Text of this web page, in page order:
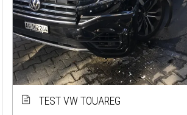
TEST VW TOUAREG